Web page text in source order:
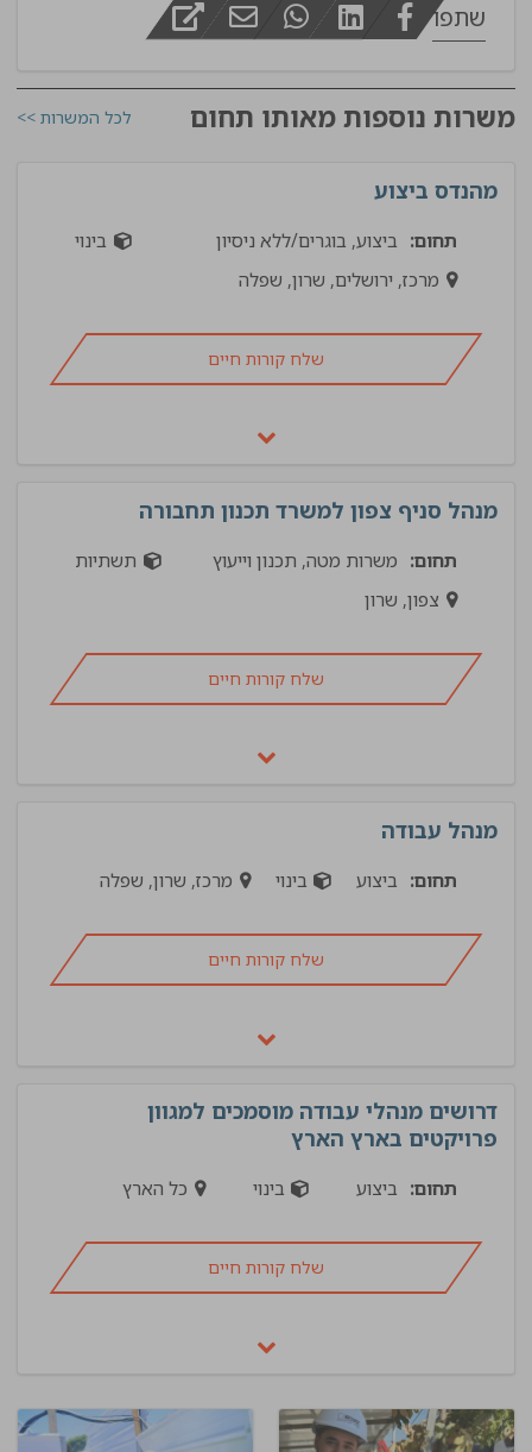
שתפו
משרות נוספות מאותו תחום לכל המשרות >>
מהנדס ביצוע
תחום: ביצוע, בוגרים/ללא ניסיון
בינוי
מרכז, ירושלים, שרון, שפלה
שלח קורות חיים
מנהל סניף צפון למשרד תכנון תחבורה
תחום: משרות מטה, תכנון וייעוץ
תשתיות
צפון, שרון
שלח קורות חיים
מנהל עבודה
תחום: ביצוע בינוי מרכז, שרון, שפלה
שלח קורות חיים
דרושים מנהלי עבודה מוסמכים למגוון
פרויקטים בארץ הארץ
תחום: ביצוע בינוי כל הארץ
שלח קורות חיים